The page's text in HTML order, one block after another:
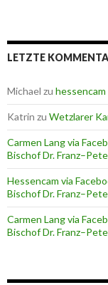
LETZTE
Michael zu
Katrin zu Wetzlarer
Carmen Lang via
Bischof Dr.
Hessencam via
Bischof Dr.
Carmen Lang via
Bischof Dr.